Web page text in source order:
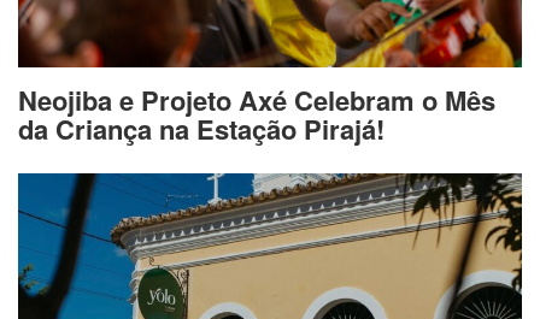
Neojiba e Projeto Axé Celebram o Mês
da Criança na Estação Pirajá!